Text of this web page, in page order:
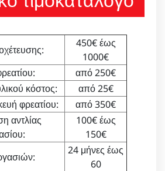
450€ έως
1000€
από 250€
κόστος:
από 25€
φρεατίου:
από 350€
αντλίας
100€ έως
150€
24 μήνες έως
60